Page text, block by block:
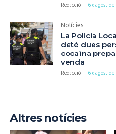
Redacció - 6 d'agost
Notícies
La Policia
deté dues
cocaïna
venda
Redacció - 6 d'agost
Altres notícies